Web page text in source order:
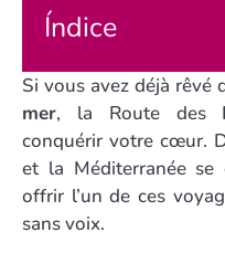
Índice
Si vous avez déjà rêvé
mer, la Route des
conquérir votre cœur.
et la Méditerranée
offrir l’un de ces
sans voix.